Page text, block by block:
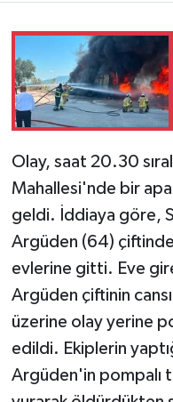
Olay, saat 20.30
Mahallesi'nde bir
geldi. İddiaya göre,
Argüden (64)
evlerine gitti. Eve
Argüden çiftinin
üzerine olay yerine
edildi. Ekiplerin
Argüden'in pompalı